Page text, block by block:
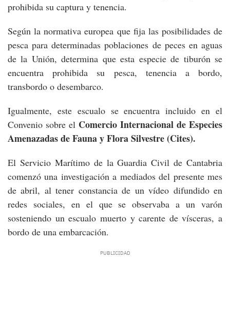
prohibida su captura y tenencia.
Según la normativa europea que fija las posibilidades de
pesca para determinadas poblaciones de peces en aguas
de la Unión, determina que esta especie de tiburón se
encuentra prohibida su pesca, tenencia a bordo,
transbordo o desembarco.
Igualmente, este escualo se encuentra incluido en el
Convenio sobre el Comercio Internacional de Especies
Amenazadas de Fauna y Flora Silvestre (Cites).
El Servicio Marítimo de la Guardia Civil de Cantabria
comenzó una investigación a mediados del presente mes
de abril, al tener constancia de un vídeo difundido en
redes sociales, en el que se observaba a un varón
sosteniendo un escualo muerto y carente de vísceras, a
bordo de una embarcación.